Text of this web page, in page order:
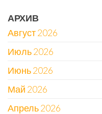
АРХИВ
Август 2026
Июль 2026
Июнь 2026
Май 2026
Апрель 2026